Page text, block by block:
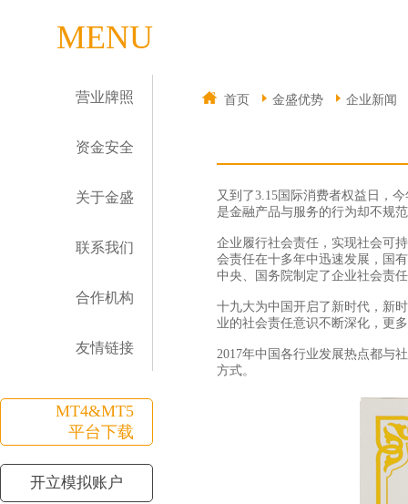
MENU
营业牌照
资金安全
关于金盛
联系我们
合作机构
友情链接
MT4&MT5
平台下载
开立模拟账户
首页 金盛优势 企业新闻
又到了3.15国际消费者权益日，
是金融产品与服务的行为却不规
企业履行社会责任，实现社会可
会责任在十多年中迅速发展，国
中央、国务院制定了企业社会责
十九大为中国开启了新时代，新
业的社会责任意识不断深化，更
2017年中国各行业发展热点都与
方式。